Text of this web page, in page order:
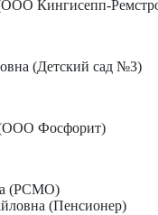
Кингисепп-
(Детский сад №3)
(ООО Фосфорит)
(РСМО)
(Пенсионер)